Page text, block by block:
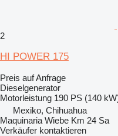
2
HI POWER 175
Preis auf Anfrage
Dieselgenerator
Motorleistung 190 PS (140
Mexiko, Chihuahua
Maquinaria Wiebe Km 24 Sa
Verkäufer kontaktieren